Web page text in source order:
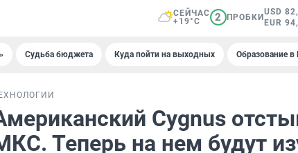
СЕЙЧАС
+19°C
2 ПРОБКИ
USD
EUR
Судьба бюджета Куда пойти на выходных Образование в
Cygnus
Теперь на нем будут